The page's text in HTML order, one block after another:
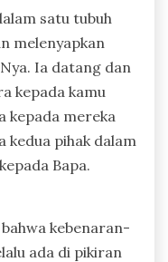
satu tubuh
melenyapkan
Ia datang dan
kepada kamu
kepada mereka
kedua pihak dalam
Bapa.
kebenaran-
ada di pikiran